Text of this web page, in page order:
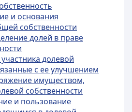
и основания
собственности
долей в праве
долевой
с ее улучшением
имуществом,
собственности
и пользование